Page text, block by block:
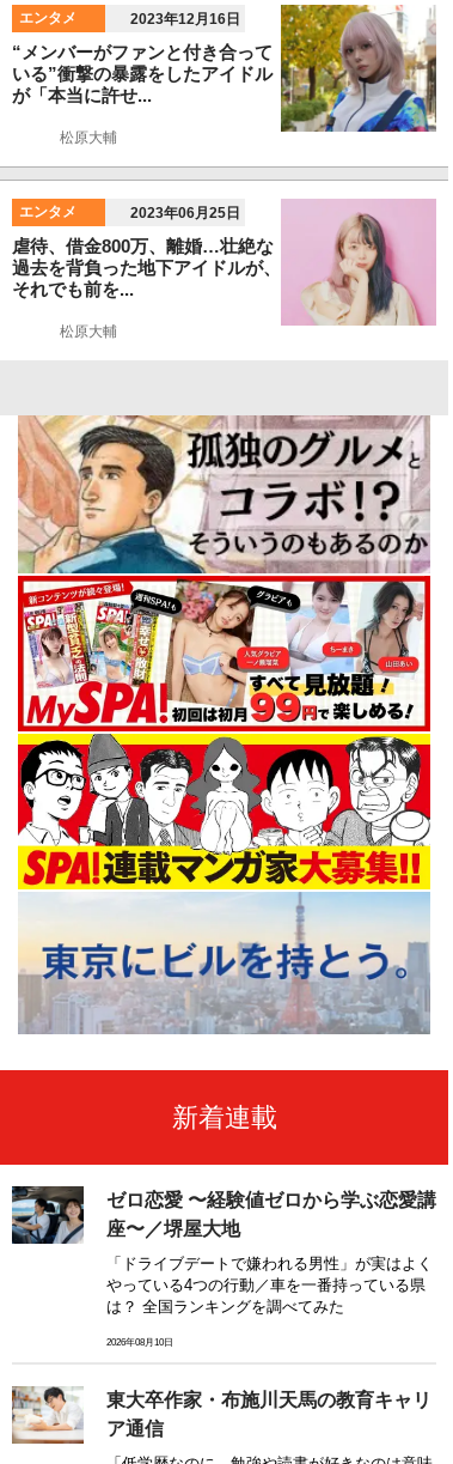
エンタメ 2023年12月16日
“メンバーがファンと付き合って
いる”衝撃の暴露をしたアイドル
が「本当に許せ...
松原大輔
エンタメ 2023年06月25日
虐待、借金800万、離婚…壮絶な
過去を背負った地下アイドルが、
それでも前を...
松原大輔
新着連載
ゼロ恋愛 〜経験値ゼロから学ぶ恋愛講
座〜／堺屋大地
「ドライブデートで嫌われる男性」が実はよく
やっている4つの行動／車を一番持っている県
は？ 全国ランキングを調べてみた
2026年08月10日
東大卒作家・布施川天馬の教育キャリ
ア通信